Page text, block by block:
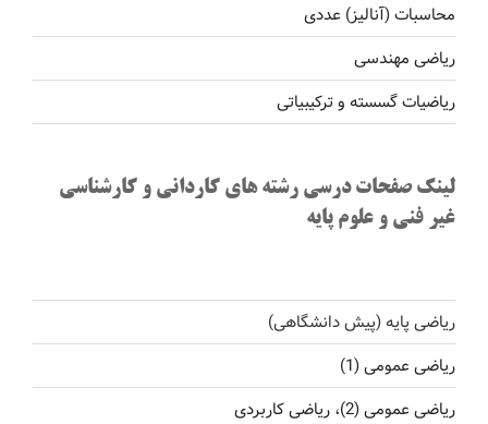
محاسبات (آنالیز) عددی
ریاضی مهندسی
ریاضیات گسسته و ترکیبیاتی
لینک صفحات درسی رشته های کاردانی و کارشناسی
غیر فنی و علوم پایه
ریاضی پایه (پیش دانشگاهی)
ریاضی عمومی (1)
ریاضی عمومی (2)، ریاضی کاربردی